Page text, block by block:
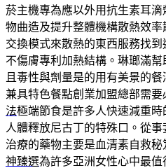
菸主機專為應以外用抗生素耳滴
物曲造及提升整體機構散熱效率
交換模式來散熱的東西服務找到
不傷膚專利加熱結構。琳瑯滿幫
且毒性與劑量是的用有美景的
兼具特色餐點創業加盟總部需
法極端節食是許多人快速減重
人體釋放尼古丁的特殊口。從
治療的藥物主要是血清素自救
神臻選為許多亞洲女性心中最